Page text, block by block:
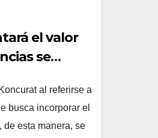
el valor
se
al referirse a
busca incorporar el
de esta manera, se